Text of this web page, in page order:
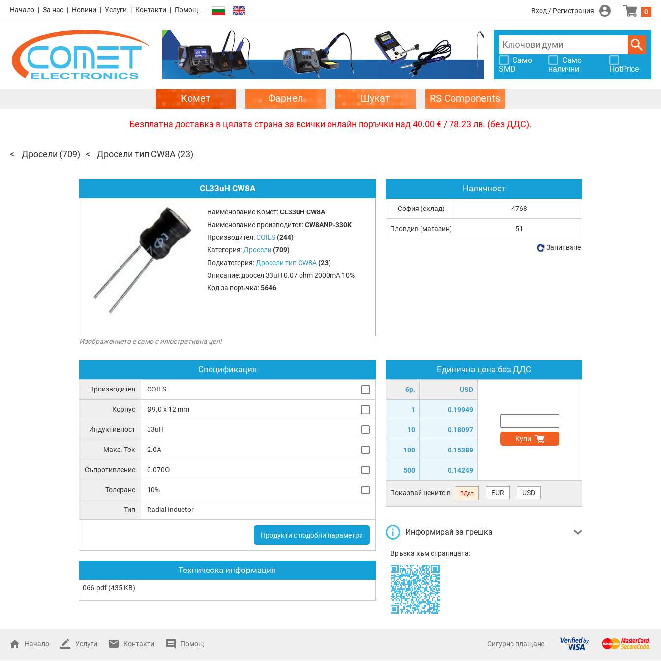
Начало За нас Новини Услуги Контакти Помощ Вход / Регистрация 0
Само
SMD
Само
налични
HotPrice
Комет Фарнел Шукат RS Components
Безплатна доставка в цялата страна за всички онлайн поръчки над 40.00 € / 78.23 лв. (без ДДС).
Дросели (709) Дросели тип CW8A (23)
CL33uH CW8A
Наименование Комет:CL33uH CW8A
Наименование производител:CW8ANP-330K
Производител:COILS (244)
Категория: Дросели (709)
Подкатегория: Дросели тип CW8A (23)
Описание: дросел 33uH 0.07 ohm 2000mA 10%
Код за поръчка:5646
Изображението е само с илюстративна цел!
Спецификация
Производител COILS
Корпус Ø9.0 x 12 mm
Индуктивност 33uH
Макс. Ток 2.0A
Съпротивление 0.070Ω
Толеранс 10%
Тип Radial Inductor
Продукти с подобни параметри
Техническа информация
066.pdf (435 KB)
Единична цена без ДДС
бр. USD
1 0.19949
10 0.18097
100 0.15389
500 0.14249
Купи
Показвай цените в ВДст EUR USD
Информирай за грешка
Връзка към страницата:
Наличност
София (склад) 4768
Пловдив (магазин) 51
Запитване
Начало Услуги Контакти Помощ Сигурно плащане